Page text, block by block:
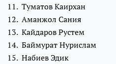
11. Туматов Каирхан
12. Аманжол Сания
13. Кайдаров Рустем
14. Баймурат Нурислам
15. Набиев Эдик